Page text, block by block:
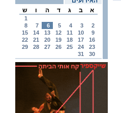
א
ב ג ד ה ו ש
1
2
3
4
5
6
7
8
9
10
11
12
13
14
15
16
17
18
19
20
21
22
23
24
25
26
27
28
29
30
31